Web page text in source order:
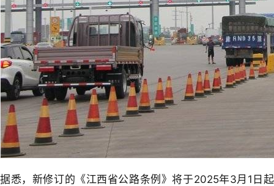
据悉，新修订的《江西省公路条例》将于2025年3月1日起